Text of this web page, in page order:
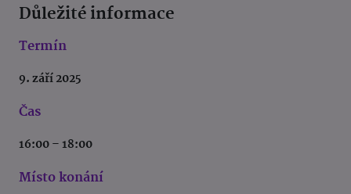
Důležité informace
Termín
9. září 2025
Čas
16:00 – 18:00
Místo konání